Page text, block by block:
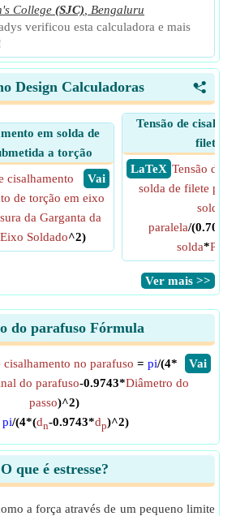
College (SJC)
Bengaluru
verificou esta calculadora e mais
<
Design Calculadoras
em solda de
a torção
​ Vai
cisalhamento
de torção em eixo
da Garganta da
Soldado^2)
Tensão de
filete
​ LaTeX Tensão de
solda de filete
solda
paralela/(0.707*
solda*
​Ver mais >>
do parafuso Fórmula
​Vai
cisalhamento no parafuso = pi/(4*
do parafuso-0.9743*Diâmetro do
passo)^2)
pi/(4*(dn-0.9743*dp)^2)
O que é estresse?
a força através de um pequeno limite